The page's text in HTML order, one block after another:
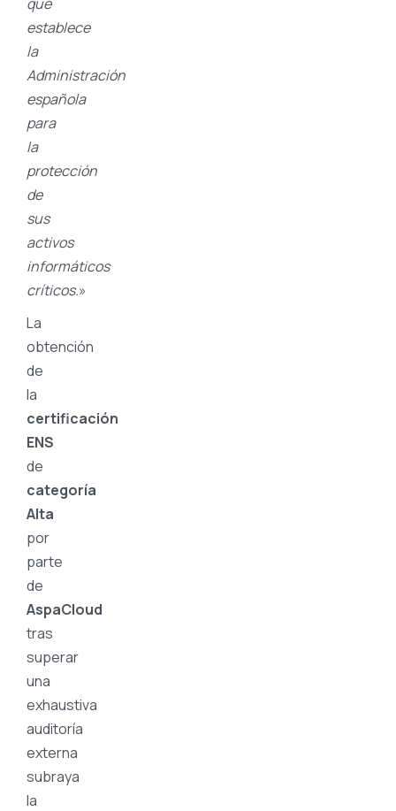
establece
la
Administración
española
para
la
protección
de
sus
activos
informáticos
críticos.»
La
obtención
de
la
certificación
ENS
de
categoría
Alta
por
parte
de
AspaCloud
tras
superar
una
exhaustiva
auditoría
externa
subraya
la